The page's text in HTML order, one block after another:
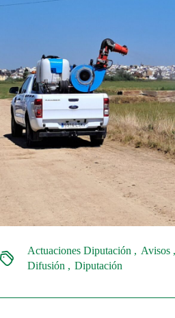
Actuaciones Diputación Avisos
Difusión
Diputación